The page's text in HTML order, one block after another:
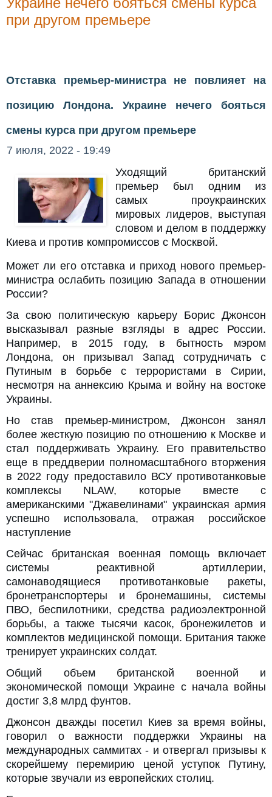
при другом премьере
Отставка премьер-министра не повлияет на
позицию Лондона. Украине нечего бояться
смены курса при другом премьере
7 июля, 2022 - 19:49
Уходящий британский
премьер был одним из
самых проукраинских
мировых лидеров, выступая
словом и делом в поддержку
Киева и против компромиссов с Москвой.
Может ли его отставка и приход нового премьер-
министра ослабить позицию Запада в отношении
России?
За свою политическую карьеру Борис Джонсон
высказывал разные взгляды в адрес России.
Например, в 2015 году, в бытность мэром
Лондона, он призывал Запад сотрудничать с
Путиным в борьбе с террористами в Сирии,
несмотря на аннексию Крыма и войну на востоке
Украины.
Но став премьер-министром, Джонсон занял
более жесткую позицию по отношению к Москве и
стал поддерживать Украину. Его правительство
еще в преддверии полномасштабного вторжения
в 2022 году предоставило ВСУ противотанковые
комплексы NLAW, которые вместе с
американскими "Джавелинами" украинская армия
успешно использовала, отражая российское
наступление
Сейчас британская военная помощь включает
системы реактивной артиллерии,
самонаводящиеся противотанковые ракеты,
бронетранспортеры и бронемашины, системы
ПВО, беспилотники, средства радиоэлектронной
борьбы, а также тысячи касок, бронежилетов и
комплектов медицинской помощи. Британия также
тренирует украинских солдат.
Общий объем британской военной и
экономической помощи Украине с начала войны
достиг 3,8 млрд фунтов.
Джонсон дважды посетил Киев за время войны,
говорил о важности поддержки Украины на
международных саммитах - и отвергал призывы к
скорейшему перемирию ценой уступок Путину,
которые звучали из европейских столиц.